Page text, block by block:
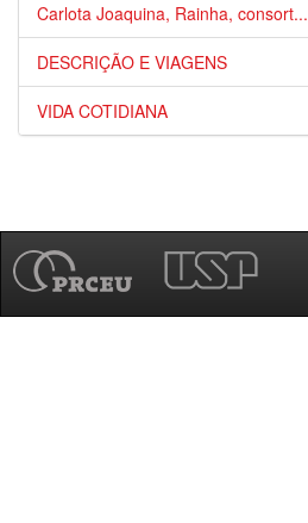
Carlota Joaquina, Rainha, consort...
DESCRIÇÃO E VIAGENS
VIDA COTIDIANA